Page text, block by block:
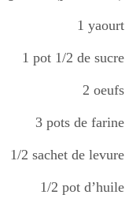
1 yaourt
1 pot 1/2 de sucre
2 oeufs
3 pots de farine
1/2 sachet de levure
1/2 pot d’huile